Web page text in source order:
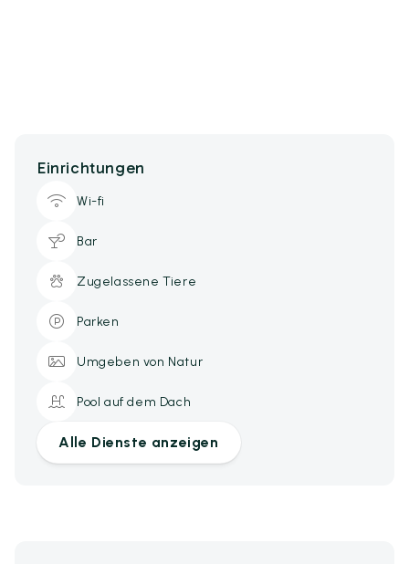
Einrichtungen
Wi-fi
Bar
Zugelassene Tiere
Parken
Umgeben von Natur
Pool auf dem Dach
Alle Dienste anzeigen